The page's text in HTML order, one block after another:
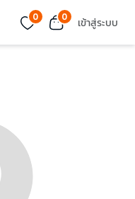
0 0 เข้าสู่ระบบ